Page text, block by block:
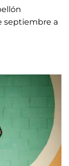
septiembre a